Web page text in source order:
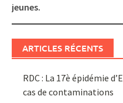
jeunes.
ARTICLES RÉCENTS
RDC : La 17è épidémie
cas de contaminations